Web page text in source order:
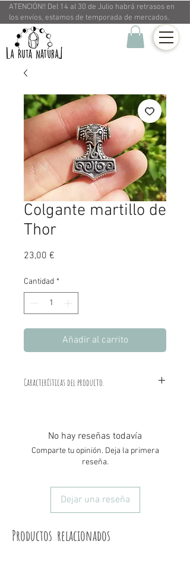
ATENCIÓN!! Del 14 al 30 de Julio habrá retrasos en
los envíos, estamos de temporada de mercados.
Colgante martillo de
Thor
23,00 €
Cantidad *
Añadir al carrito
Características del producto.
No hay reseñas todavía
Comparte tu opinión. Deja la primera
reseña.
Dejar una reseña
Productos relacionados